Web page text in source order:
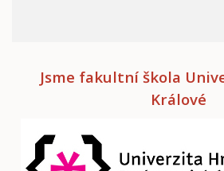
Jsme fakultní škola
Králové